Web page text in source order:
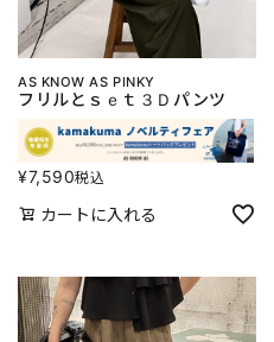
AS KNOW AS PINKY
フリルとｓｅｔ３Ｄパンツ
¥7,590税込
カートに入れる